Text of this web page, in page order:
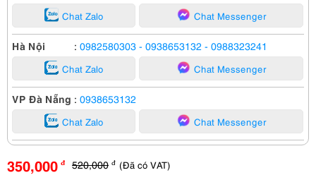
Chat Zalo Chat Messenger
Hà Nội : 0982580303 - 0938653132 - 0988323241
Chat Zalo Chat Messenger
VP Đà Nẵng : 0938653132
Chat Zalo Chat Messenger
350,000 đ 520,000 đ (Đã có VAT)